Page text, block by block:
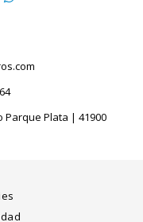
Parque Plata | 41900